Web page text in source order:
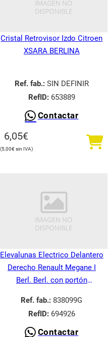
Cristal Retrovisor Izdo Citroen
XSARA BERLINA
Ref. fab.:SIN DEFINIR
RefID:653889
Contactar
6,05€
5,00€
Elevalunas Electrico Delantero
Derecho Renault Megane I
Berl. Berl. con portón
Ref. fab.: 838099G
RefID:694926
Contactar